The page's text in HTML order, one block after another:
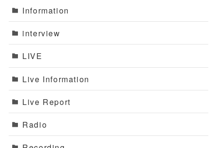
Information
interview
LIVE
Live Information
Live Report
Radio